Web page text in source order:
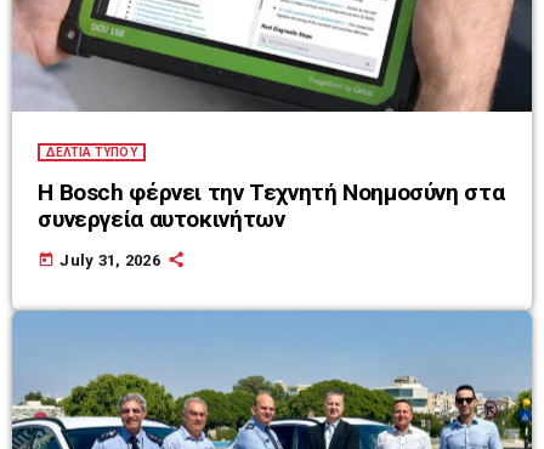
ΔΕΛΤΙΑ ΤΥΠΟΥ
Η Bosch φέρνει την Τεχνητή Νοημοσύνη στα
συνεργεία αυτοκινήτων
today July 31, 2026